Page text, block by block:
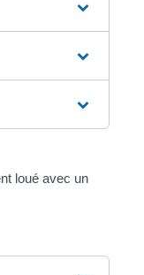
loué avec un